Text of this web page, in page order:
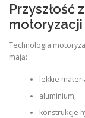
Przyszłość
motoryzacji
Technologia
mają:
lekkie
aluminium,
konstrukcje